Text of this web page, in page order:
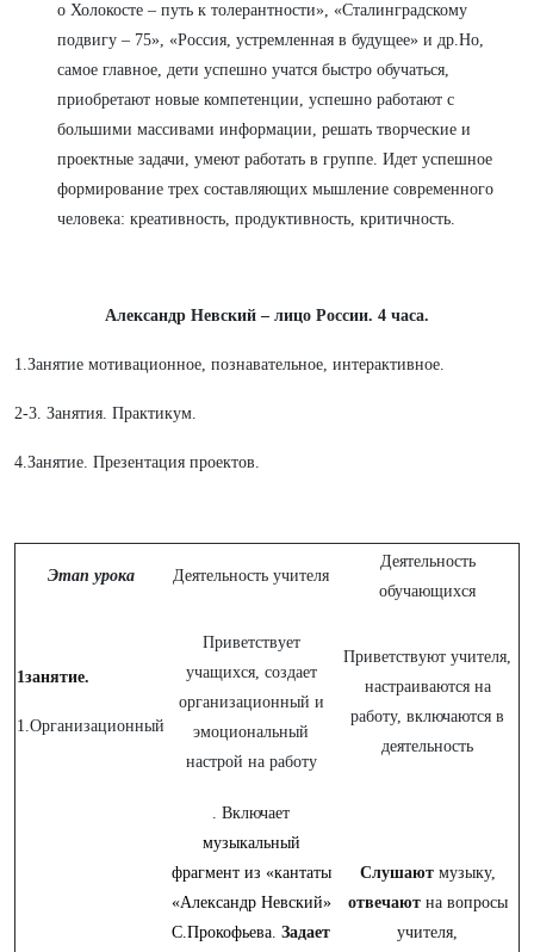
о Холокосте – путь к толерантности», «Сталинградскому
подвигу – 75», «Россия, устремленная в будущее» и др.Но,
самое главное, дети успешно учатся быстро обучаться,
приобретают новые компетенции, успешно работают с
большими массивами информации, решать творческие и
проектные задачи, умеют работать в группе. Идет успешное
формирование трех составляющих мышление современного
человека: креативность, продуктивность, критичность.
Александр Невский – лицо России. 4 часа.
1.Занятие мотивационное, познавательное, интерактивное.
2-3. Занятия. Практикум.
4.Занятие. Презентация проектов.
Этап урока Деятельность учителя
Деятельность
обучающихся
1занятие.
1.Организационный
Приветствует
учащихся, создает
организационный и
эмоциональный
настрой на работу
Приветствуют учителя,
настраиваются на
работу, включаются в
деятельность
. Включает
музыкальный
фрагмент из «кантаты
«Александр Невский»
С.Прокофьева. Задает
Слушаютмузыку,
отвечаютна вопросы
учителя,